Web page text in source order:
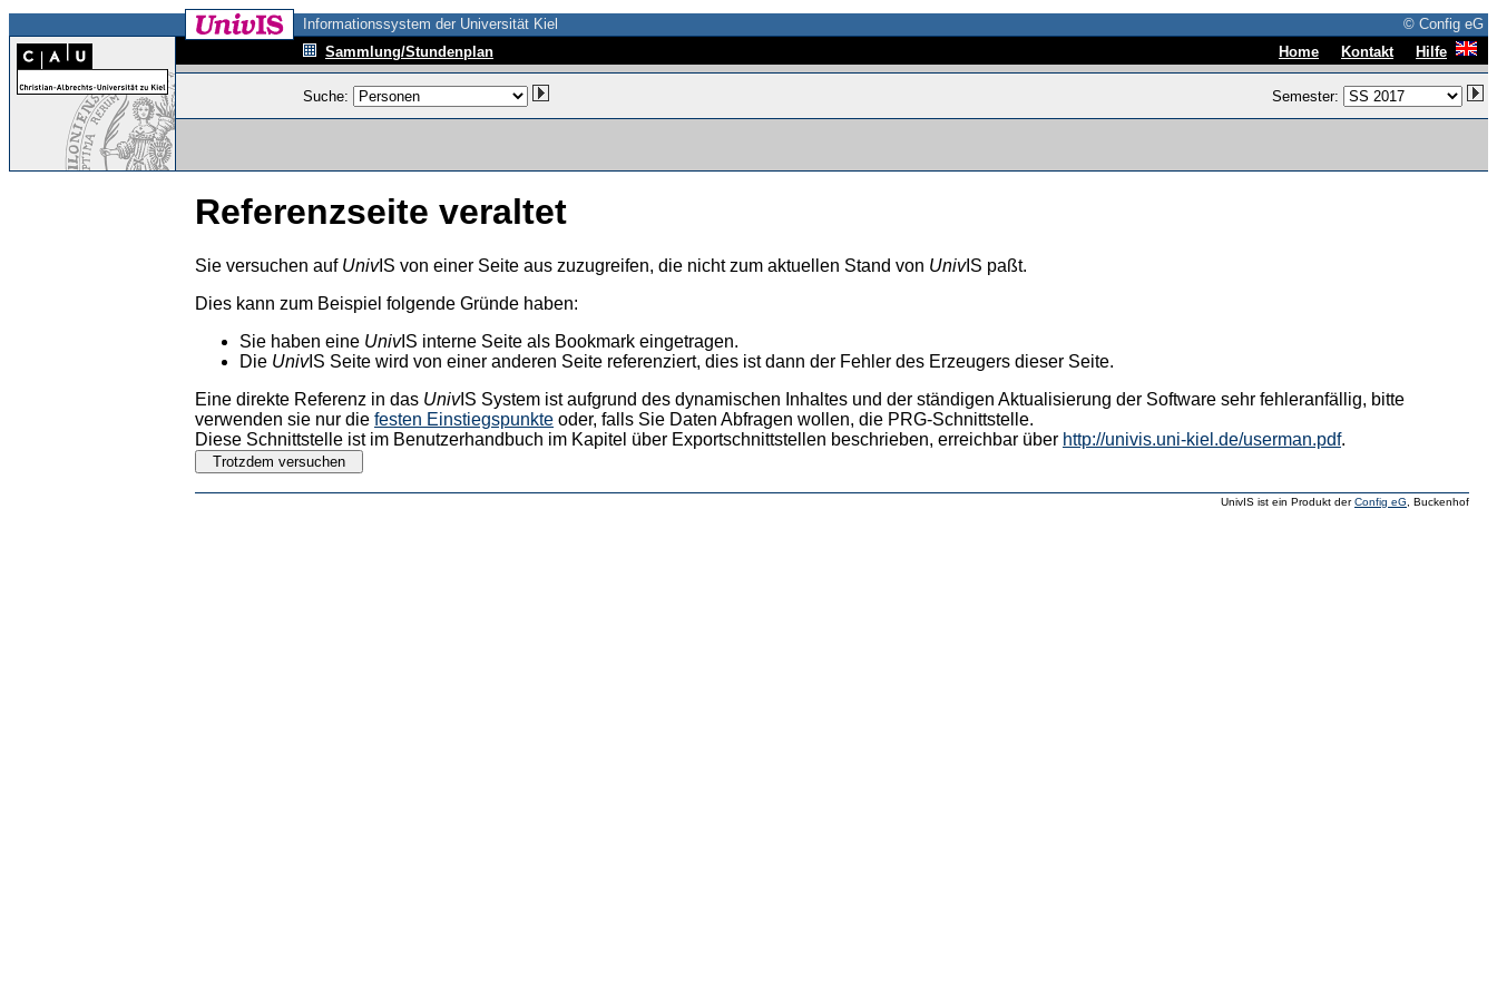
Informationssystem der Universität Kiel
© Config eG
Sammlung/Stundenplan
Home Kontakt Hilfe
Suche: Semester:
Referenzseite veraltet
Sie versuchen auf UnivIS von einer Seite aus zuzugreifen, die nicht zum aktuellen Stand von UnivIS paßt.
Dies kann zum Beispiel folgende Gründe haben:
Sie haben eine UnivIS interne Seite als Bookmark eingetragen.
Die UnivIS Seite wird von einer anderen Seite referenziert, dies ist dann der Fehler des Erzeugers dieser Seite.
Eine direkte Referenz in das UnivIS System ist aufgrund des dynamischen Inhaltes und der ständigen Aktualisierung der Software sehr fehleranfällig, bitte
verwenden sie nur die festen Einstiegspunkte oder, falls Sie Daten Abfragen wollen, die PRG-Schnittstelle.
Diese Schnittstelle ist im Benutzerhandbuch im Kapitel über Exportschnittstellen beschrieben, erreichbar über http://univis.uni-kiel.de/userman.pdf.
UnivIS ist ein Produkt derConfig eG , Buckenhof